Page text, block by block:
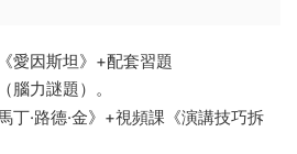
愛因斯坦》+配套習題
（腦力謎題）。
丁·路德·金》+視頻課《演講技巧拆